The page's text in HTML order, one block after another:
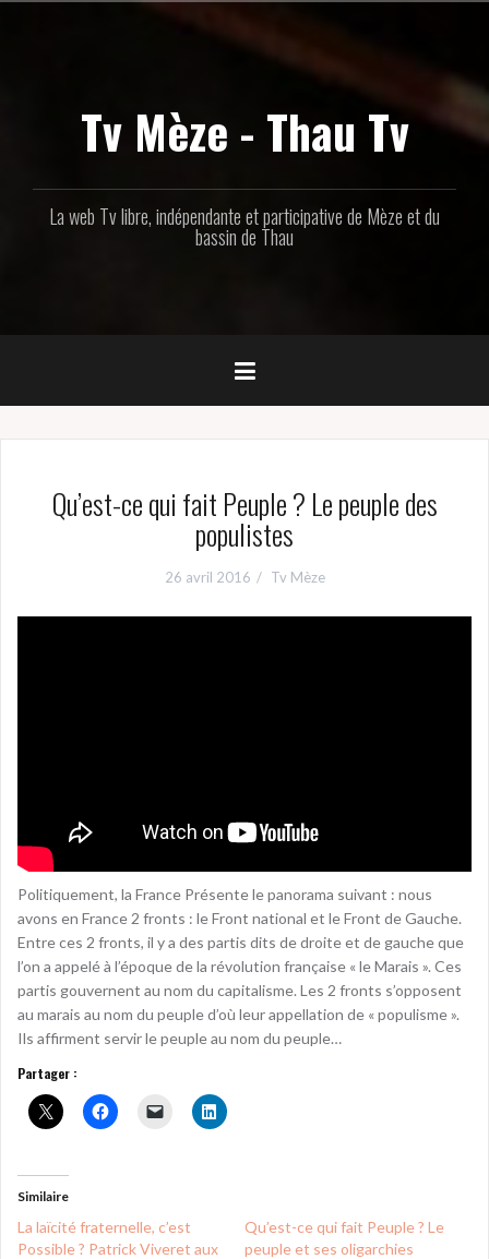
Tv Mèze - Thau Tv
La web Tv libre, indépendante et participative de Mèze et du
bassin de Thau
Qu’est-ce qui fait Peuple ? Le peuple des
populistes
26 avril 2016 Tv Mèze
Politiquement, la France Présente le panorama suivant : nous
avons en France 2 fronts : le Front national et le Front de Gauche.
Entre ces 2 fronts, il y a des partis dits de droite et de gauche que
l’on a appelé à l’époque de la révolution française « le Marais ». Ces
partis gouvernent au nom du capitalisme. Les 2 fronts s’opposent
au marais au nom du peuple d’où leur appellation de « populisme ».
Ils affirment servir le peuple au nom du peuple…
Partager :
Similaire
La laïcité fraternelle, c’est
Possible ? Patrick Viveret aux
Qu’est-ce qui fait Peuple ? Le
peuple et ses oligarchies